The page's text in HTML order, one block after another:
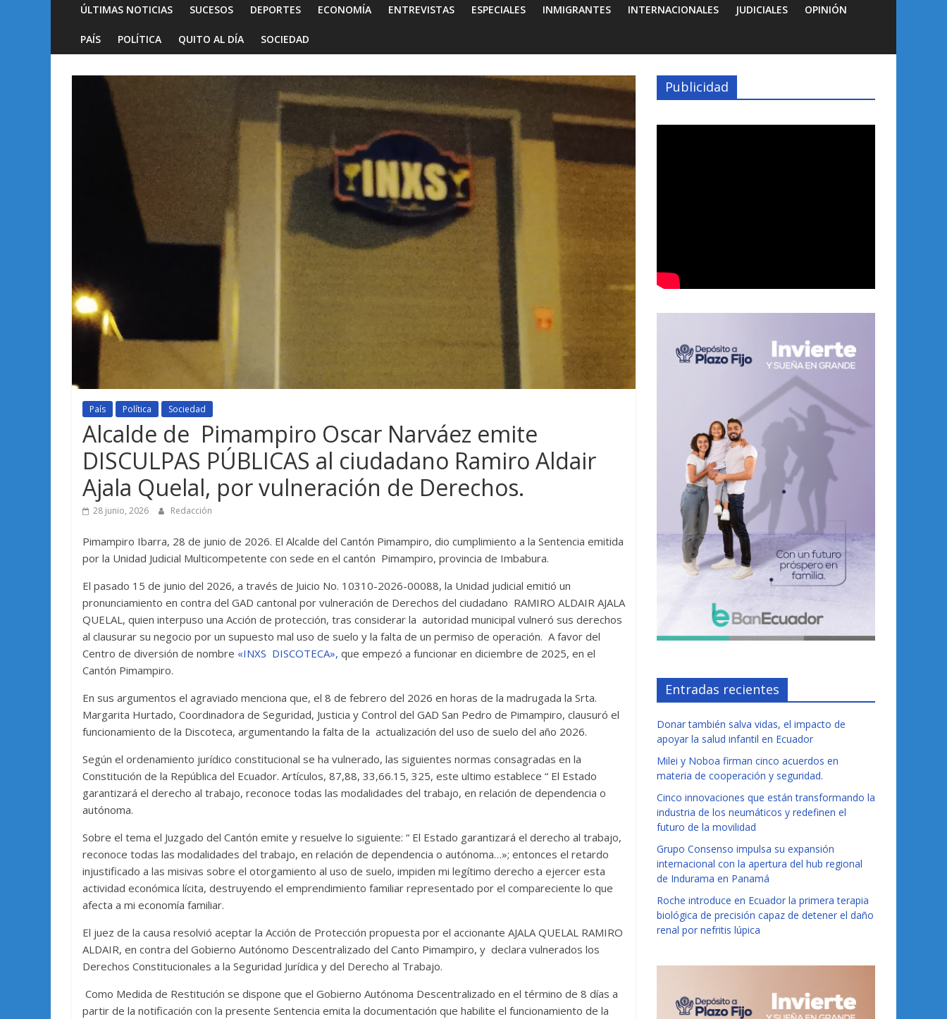
ÚLTIMAS NOTICIAS SUCESOS DEPORTES ECONOMÍA ENTREVISTAS ESPECIALES INMIGRANTES INTERNACIONALES JUDICIALES OPINIÓN
PAÍS POLÍTICA QUITO AL DÍA SOCIEDAD
País Política Sociedad
Alcalde de Pimampiro Oscar Narváez emite
DISCULPAS PÚBLICAS al ciudadano Ramiro Aldair
Ajala Quelal, por vulneración de Derechos.
28 junio, 2026 Redacción
Pimampiro Ibarra, 28 de junio de 2026. El Alcalde del Cantón Pimampiro, dio cumplimiento a la Sentencia emitida
por la Unidad Judicial Multicompetente con sede en el cantón Pimampiro, provincia de Imbabura.
El pasado 15 de junio del 2026, a través de Juicio No. 10310-2026-00088, la Unidad judicial emitió un
pronunciamiento en contra del GAD cantonal por vulneración de Derechos del ciudadano RAMIRO ALDAIR AJALA
QUELAL, quien interpuso una Acción de protección, tras considerar la autoridad municipal vulneró sus derechos
al clausurar su negocio por un supuesto mal uso de suelo y la falta de un permiso de operación. A favor del
Centro de diversión de nombre «INXS DISCOTECA», que empezó a funcionar en diciembre de 2025, en el
Cantón Pimampiro.
En sus argumentos el agraviado menciona que, el 8 de febrero del 2026 en horas de la madrugada la Srta.
Margarita Hurtado, Coordinadora de Seguridad, Justicia y Control del GAD San Pedro de Pimampiro, clausuró el
funcionamiento de la Discoteca, argumentando la falta de la actualización del uso de suelo del año 2026.
Según el ordenamiento jurídico constitucional se ha vulnerado, las siguientes normas consagradas en la
Constitución de la República del Ecuador. Artículos, 87,88, 33,66.15, 325, este ultimo establece “ El Estado
garantizará el derecho al trabajo, reconoce todas las modalidades del trabajo, en relación de dependencia o
autónoma.
Sobre el tema el Juzgado del Cantón emite y resuelve lo siguiente: “ El Estado garantizará el derecho al trabajo,
reconoce todas las modalidades del trabajo, en relación de dependencia o autónoma…»; entonces el retardo
injustificado a las misivas sobre el otorgamiento al uso de suelo, impiden mi legítimo derecho a ejercer esta
actividad económica lícita, destruyendo el emprendimiento familiar representado por el compareciente lo que
afecta a mi economía familiar.
El juez de la causa resolvió aceptar la Acción de Protección propuesta por el accionante AJALA QUELAL RAMIRO
ALDAIR, en contra del Gobierno Autónomo Descentralizado del Canto Pimampiro, y declara vulnerados los
Derechos Constitucionales a la Seguridad Jurídica y del Derecho al Trabajo.
Como Medida de Restitución se dispone que el Gobierno Autónoma Descentralizado en el término de 8 días a
partir de la notificación con la presente Sentencia emita la documentación que habilite el funcionamiento de la
Publicidad
Entradas recientes
Donar también salva vidas, el impacto de
apoyar la salud infantil en Ecuador
Milei y Noboa firman cinco acuerdos en
materia de cooperación y seguridad.
Cinco innovaciones que están transformando la
industria de los neumáticos y redefinen el
futuro de la movilidad
Grupo Consenso impulsa su expansión
internacional con la apertura del hub regional
de Indurama en Panamá
Roche introduce en Ecuador la primera terapia
biológica de precisión capaz de detener el daño
renal por nefritis lúpica